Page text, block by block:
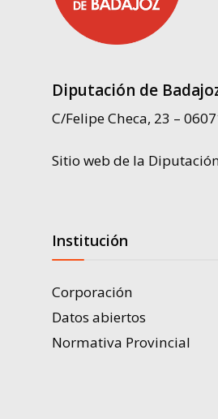
Diputación de
C/Felipe Checa, 23 –
Sitio web de la
Institución
Corporación
Datos abiertos
Normativa Provincial